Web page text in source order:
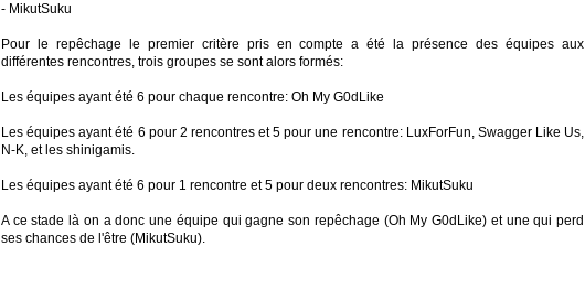
- MikutSuku
Pour le repêchage le premier critère pris en compte a été la présence des équipes aux
différentes rencontres, trois groupes se sont alors formés:
Les équipes ayant été 6 pour chaque rencontre: Oh My G0dLike
Les équipes ayant été 6 pour 2 rencontres et 5 pour une rencontre: LuxForFun, Swagger Like Us,
N-K, et les shinigamis.
Les équipes ayant été 6 pour 1 rencontre et 5 pour deux rencontres: MikutSuku
A ce stade là on a donc une équipe qui gagne son repêchage (Oh My G0dLike) et une qui perd
ses chances de l'être (MikutSuku).